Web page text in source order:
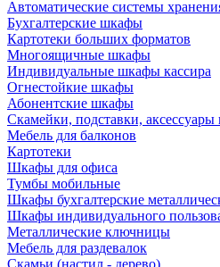
Автоматические системы
Бухгалтерские шкафы
Картотеки больших форматов
Многоящичные шкафы
Индивидуальные шкафы кассира
Огнестойкие шкафы
Абонентские шкафы
Скамейки, подставки,
Мебель для балконов
Картотеки
Шкафы для офиса
Тумбы мобильные
Шкафы бухгалтерские
Шкафы индивидуального
Металлические ключницы
Мебель для раздевалок
Скамьи (настил - дерево)